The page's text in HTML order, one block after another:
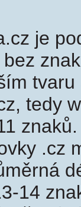
je
tedy
.cz
14